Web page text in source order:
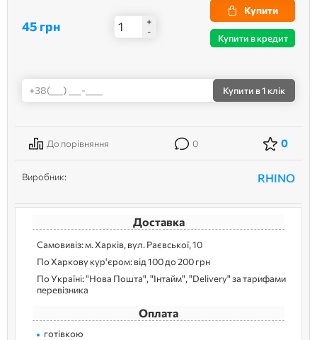
45 грн
+
-
Купити
Купити в кредит
Купити в 1 клік
До порівняння 0 0
Виробник: RHINO
Доставка
Самовивіз: м. Харків, вул. Раєвської, 10
По Харкову кур'єром: від 100 до 200 грн
По Україні: "Нова Пошта", "Інтайм", "Delivery" за тарифами
перевізника
Оплата
готівкою